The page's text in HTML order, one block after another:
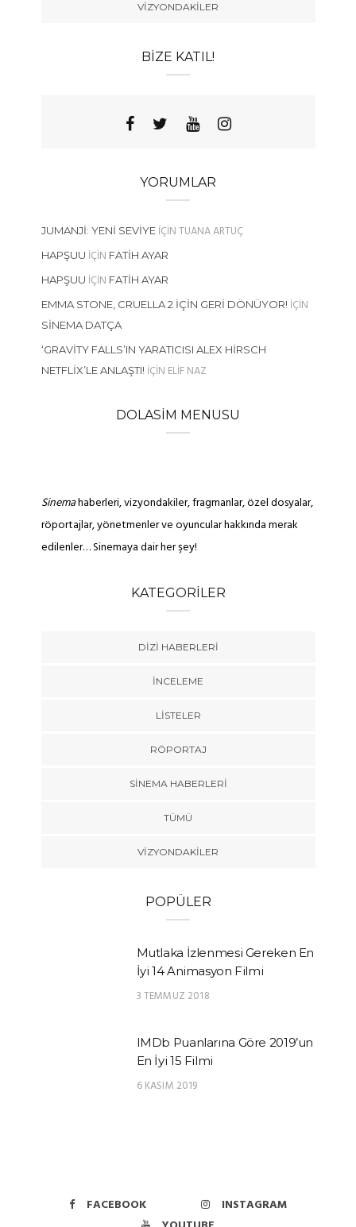
VIZYONDAKILER
BIZE KATIL!
YORUMLAR
JUMANJI: YENI SEVIYEIÇINTUANA ARTUÇ
HAPŞUU IÇIN FATIH AYAR
HAPŞUU IÇIN FATIH AYAR
EMMA STONE, CRUELLA 2 İÇIN GERI DÖNÜYOR!IÇIN
SINEMA DATÇA
‘GRAVITY FALLS’IN YARATICISI ALEX HIRSCH
NETFLIX’LE ANLAŞTI!IÇIN ELIF NAZ
DOLASIM MENUSU
Sinemahaberleri, vizyondakiler, fragmanlar, özel dosyalar,
röportajlar, yönetmenler ve oyuncular hakkında merak
edilenler… Sinemaya dair her şey!
KATEGORILER
DIZI HABERLERI
İNCELEME
LISTELER
RÖPORTAJ
SINEMA HABERLERI
TÜMÜ
VIZYONDAKILER
POPÜLER
Mutlaka İzlenmesi Gereken En
İyi 14 Animasyon Filmi
3 TEMMUZ 2018
IMDb Puanlarına Göre 2019’un
En İyi 15 Filmi
6 KASIM 2019
FACEBOOK
INSTAGRAM